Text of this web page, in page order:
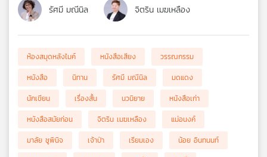
รัศมี มณีนิล จิตริน เมฆเหลือง
ห้องสมุดหลังไมค์ หนังสือเสียง
วรรณกรรม
หนังสือ
นิทาน รัศมี มณีนิล
มดแดง
นักเขียน
เรื่องสั้น นวนิยาย
หนังสือเก่า
หนังสือสมัยก่อน
จิตริน เมฆเหลือง
แม่อนงค์
มาลัย ชูพินิจ
เจ้าป่า เรียมเอง
น้อย อินทนนท์